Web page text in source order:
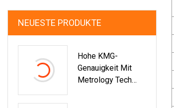
NEUESTE PRODUKTE
Hohe KMG-
Genauigkeit Mit
Metrology Tech